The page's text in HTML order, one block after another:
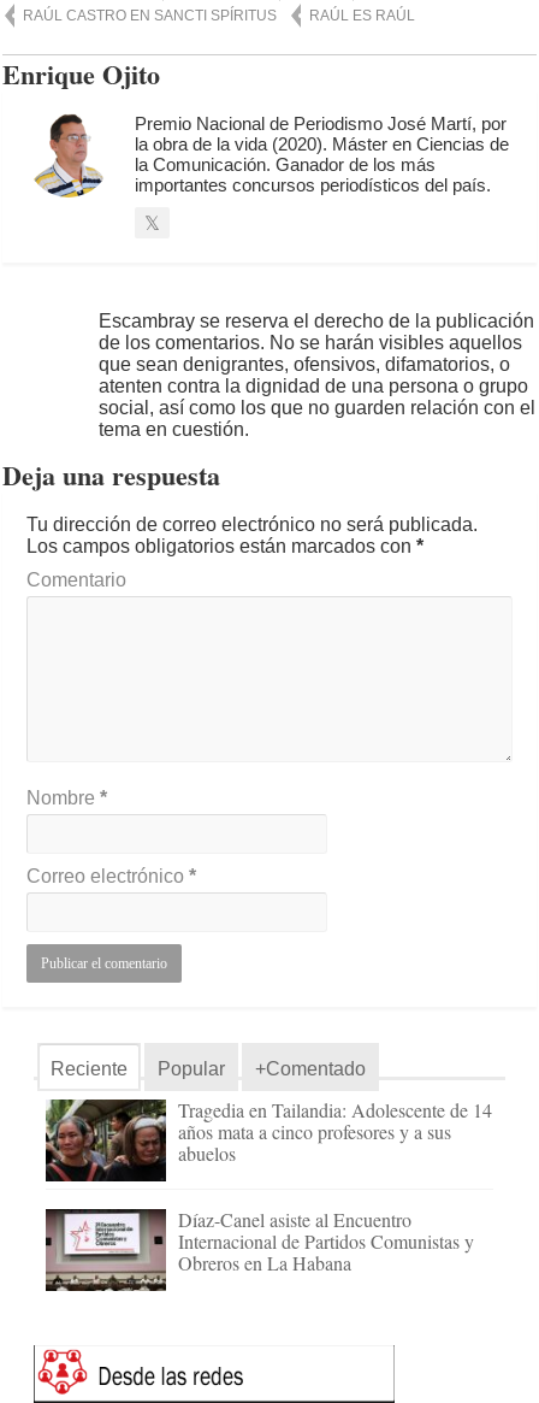
RAÚL CASTRO EN SANCTI SPÍRITUS
RAÚL ES RAÚL
Enrique Ojito
Premio Nacional de Periodismo José Martí, por
la obra de la vida (2020). Máster en Ciencias de
la Comunicación. Ganador de los más
importantes concursos periodísticos del país.
Escambray se reserva el derecho de la publicación
de los comentarios. No se harán visibles aquellos
que sean denigrantes, ofensivos, difamatorios, o
atenten contra la dignidad de una persona o grupo
social, así como los que no guarden relación con el
tema en cuestión.
Deja una respuesta
Tu dirección de correo electrónico no será publicada.
Los campos obligatorios están marcados con*
Comentario
Nombre*
Correo electrónico*
Reciente Popular +Comentado
Tragedia en Tailandia: Adolescente de 14
años mata a cinco profesores y a sus
abuelos
Díaz-Canel asiste al Encuentro
Internacional de Partidos Comunistas y
Obreros en La Habana